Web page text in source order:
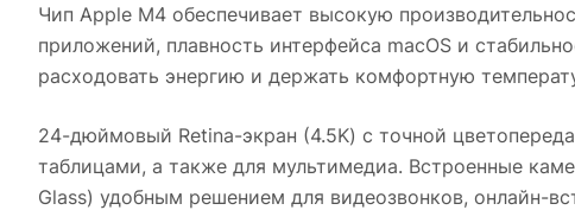
Чип Apple M4 обеспечивает высокую
приложений, плавность интерфейса macOS и
расходовать энергию и держать комфортную
24-дюймовый Retina-экран (4.5K) с точной
таблицами, а также для мультимедиа. Встроенные
Glass) удобным решением для видеозвонков, онлайн-